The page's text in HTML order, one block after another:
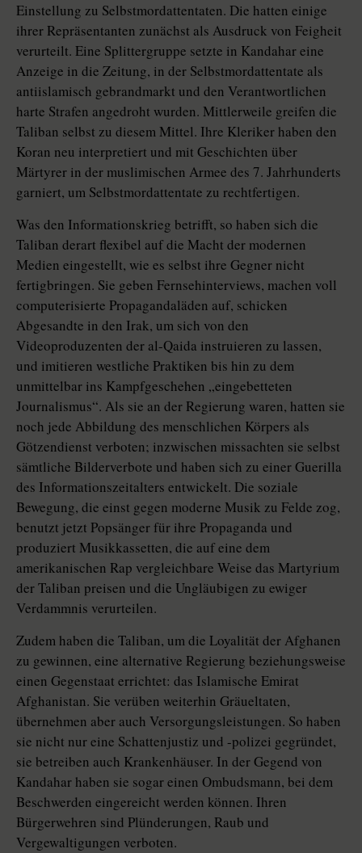
Einstellung zu Selbstmordattentaten. Die hatten einige
ihrer Repräsentanten zunächst als Ausdruck von Feigheit
verurteilt. Eine Splittergruppe setzte in Kandahar eine
Anzeige in die Zeitung, in der Selbstmordattentate als
antiislamisch gebrandmarkt und den Verantwortlichen
harte Strafen angedroht wurden. Mittlerweile greifen die
Taliban selbst zu diesem Mittel. Ihre Kleriker haben den
Koran neu interpretiert und mit Geschichten über
Märtyrer in der muslimischen Armee des 7. Jahrhunderts
garniert, um Selbstmordattentate zu rechtfertigen.
Was den Informationskrieg betrifft, so haben sich die
Taliban derart flexibel auf die Macht der modernen
Medien eingestellt, wie es selbst ihre Gegner nicht
fertigbringen. Sie geben Fernsehinterviews, machen voll
computerisierte Propagandaläden auf, schicken
Abgesandte in den Irak, um sich von den
Videoproduzenten der al-Qaida instruieren zu lassen,
und imitieren westliche Praktiken bis hin zu dem
unmittelbar ins Kampfgeschehen „eingebetteten
Journalismus“. Als sie an der Regierung waren, hatten sie
noch jede Abbildung des menschlichen Körpers als
Götzendienst verboten; inzwischen missachten sie selbst
sämtliche Bilderverbote und haben sich zu einer Guerilla
des Informationszeitalters entwickelt. Die soziale
Bewegung, die einst gegen moderne Musik zu Felde zog,
benutzt jetzt Popsänger für ihre Propaganda und
produziert Musikkassetten, die auf eine dem
amerikanischen Rap vergleichbare Weise das Martyrium
der Taliban preisen und die Ungläubigen zu ewiger
Verdammnis verurteilen.
Zudem haben die Taliban, um die Loyalität der Afghanen
zu gewinnen, eine alternative Regierung beziehungsweise
einen Gegenstaat errichtet: das Islamische Emirat
Afghanistan. Sie verüben weiterhin Gräueltaten,
übernehmen aber auch Versorgungsleistungen. So haben
sie nicht nur eine Schattenjustiz und -polizei gegründet,
sie betreiben auch Krankenhäuser. In der Gegend von
Kandahar haben sie sogar einen Ombudsmann, bei dem
Beschwerden eingereicht werden können. Ihren
Bürgerwehren sind Plünderungen, Raub und
Vergewaltigungen verboten.